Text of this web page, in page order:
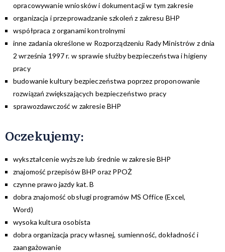
opracowywanie wniosków i dokumentacji w tym zakresie
organizacja i przeprowadzanie szkoleń z zakresu BHP
współpraca z organami kontrolnymi
inne zadania określone w Rozporządzeniu Rady Ministrów z dnia
2 września 1997 r. w sprawie służby bezpieczeństwa i higieny
pracy
budowanie kultury bezpieczeństwa poprzez proponowanie
rozwiązań zwiększających bezpieczeństwo pracy
sprawozdawczość w zakresie BHP
Oczekujemy:
wykształcenie wyższe lub średnie w zakresie BHP
znajomość przepisów BHP oraz PPOŻ
czynne prawo jazdy kat. B
dobra znajomość obsługi programów MS Office (Excel,
Word)
wysoka kultura osobista
dobra organizacja pracy własnej, sumienność, dokładność i
zaangażowanie